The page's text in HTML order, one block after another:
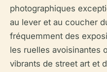
photographiques
au lever et au coucher
fréquemment des
les ruelles avoisinantes
vibrants de street art et